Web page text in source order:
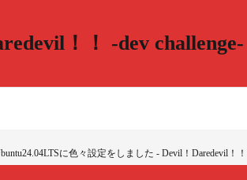
！！ -dev challenge-
に色々設定をしました - Devil！Daredevil！！